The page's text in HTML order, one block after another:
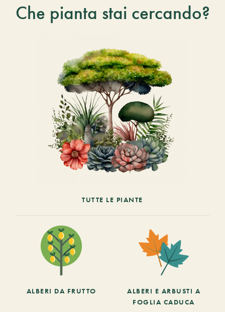
Che pianta stai cercando?
TUTTE LE PIANTE
ALBERI DA FRUTTO
ALBERI E ARBUSTI A
FOGLIA CADUCA